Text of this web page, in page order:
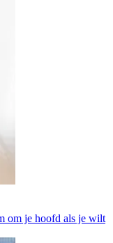
om je hoofd als je wilt